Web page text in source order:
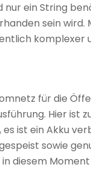
ein String
sein
komplexer
für die
Hier
ist ein Akku
sowie
diesem